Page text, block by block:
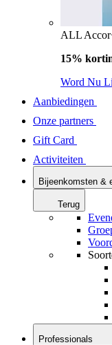
ALL
15%
Word Nu
Aanbiedingen
Onze partners
Gift Card
Activiteiten
Bijeenkomsten &
Terug
Professionals